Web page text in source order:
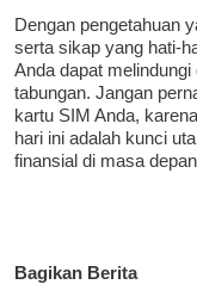
Dengan pengetahuan
serta sikap yang hati-
Anda dapat
tabungan. Jangan
kartu SIM Anda,
hari ini adalah kunci
finansial di masa
Bagikan Berita